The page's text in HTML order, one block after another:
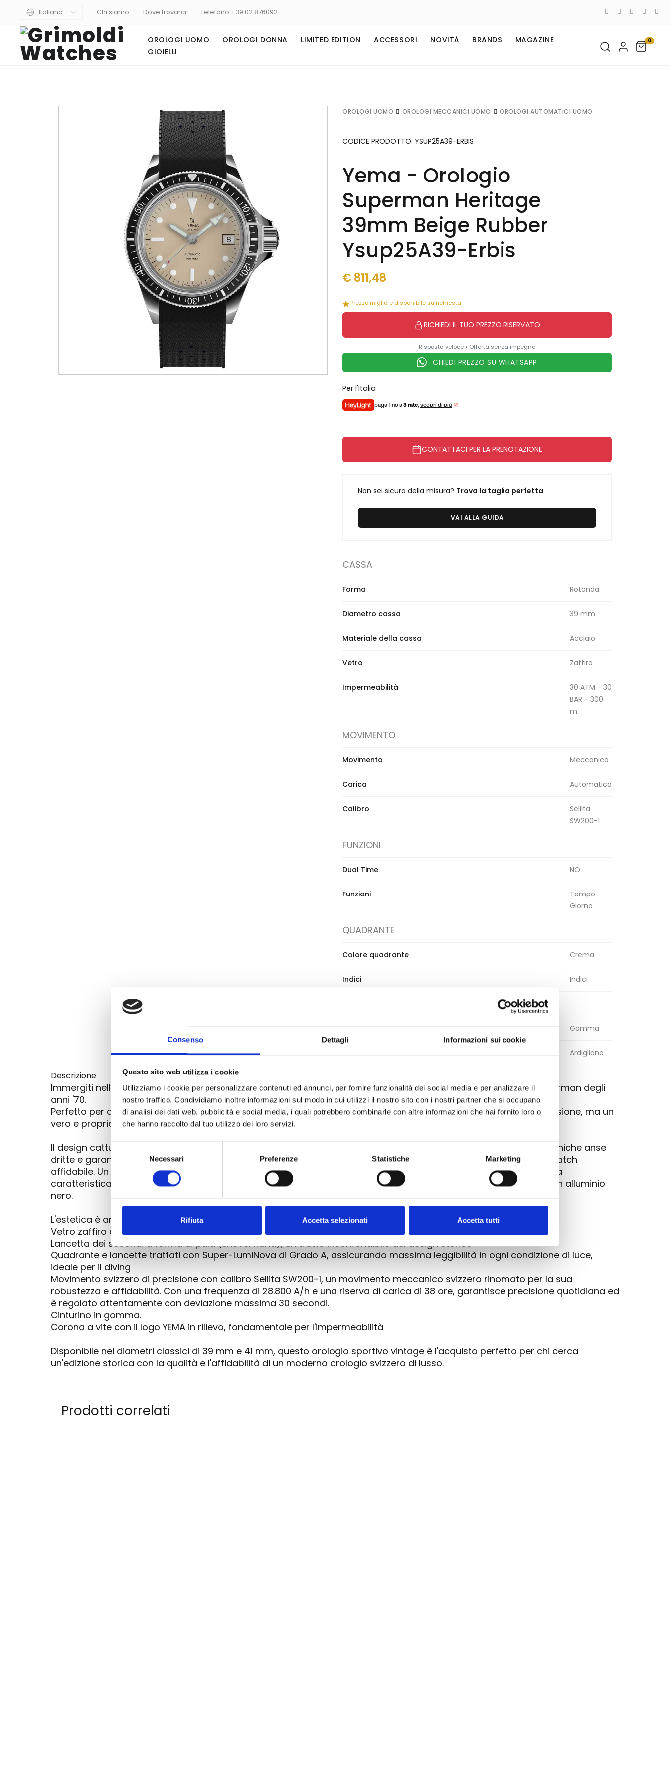
Consenso Dettagli Informazioni sui cookie
Questo sito web utilizza i cookie
Utilizziamo i cookie per personalizzare contenuti ed annunci, per fornire funzionalità dei social media e per analizzare il
nostro traffico. Condividiamo inoltre informazioni sul modo in cui utilizzi il nostro sito con i nostri partner che si occupano
di analisi dei dati web, pubblicità e social media, i quali potrebbero combinarle con altre informazioni che hai fornito loro o
che hanno raccolto dal tuo utilizzo dei loro servizi.
del
Necessari Preferenze Statistiche Marketing
Rifiuta Accetta selezionati Accetta tutti
Italiano Chi siamo Dove trovarci Telefono +39 02.876092
OROLOGI UOMO OROLOGI DONNA LIMITED EDITION ACCESSORI NOVITÀ BRANDS
MAGAZINE
GIOIELLI
0
OROLOGI UOMO OROLOGI MECCANICI UOMO OROLOGI AUTOMATICI UOMO
CODICE PRODOTTO: YSUP25A39-ERBIS
Yema - Orologio
Superman Heritage
39mm Beige Rubber
Ysup25A39-Erbis
€ 811,48
Prezzo migliore disponibile su richiesta
RICHIEDI IL TUO PREZZO RISERVATO
Risposta veloce • Offerta senza impegno
CHIEDI PREZZO SU WHATSAPP
Per l'Italia
paga fino a3 rate, scopri di più
CONTATTACI PER LA PRENOTAZIONE
Non sei sicuro della misura? Trova la taglia perfetta
VAI ALLA GUIDA
CASSA
Forma Rotonda
Diametro cassa 39 mm
Materiale della cassa Acciaio
Vetro Zaffiro
Impermeabilità
30 ATM - 30
BAR - 300
m
MOVIMENTO
Movimento Meccanico
Carica Automatico
Calibro
Sellita
SW200-1
FUNZIONI
Dual Time NO
Funzioni
Tempo
Giorno
QUADRANTE
Colore quadrante Crema
Indici Indici
Materiale cinturino Gomma
Tipo chiusura Ardiglione
Descrizione
Immergiti nella storia con l'orologio Subacqueo Superman Heritage, la riedizione fedele che celebra l'iconico Superman degli
anni '70.
Perfetto per collezionisti e appassionati di orologi vintage, questo segnatempo non è solo uno strumento di precisione, ma un
vero e proprio pezzo di alta orologeria svizzera.
Il design cattura l'essenza dell'epoca: la robusta cassa in acciaio inossidabile 316L lucido è caratterizzata dalle iconiche anse
dritte e garantisce un'impermeabilità eccezionale fino a 30 BAR (300 metri / 990 piedi WR), rendendolo un diver watch
affidabile. Un elemento chiave per l'orologio da immersione è il meccanismo di blocco della ghiera brevettato, una
caratteristica di sicurezza distintiva dell'originale, che blocca saldamente la ghiera da immersione unidirezionale in alluminio
nero.
L'estetica è amplificata da dettagli retrò ricercati:
Vetro zaffiro a doppia cupola da 2,60 mm che accentua l'effetto "bombato" tipico dei modelli d'epoca
Lancetta dei secondi a forma di pala (shovel hand), un tratto inconfondibile del design storico
Quadrante e lancette trattati con Super-LumiNova di Grado A, assicurando massima leggibilità in ogni condizione di luce,
ideale per il diving
Movimento svizzero di precisione con calibro Sellita SW200-1, un movimento meccanico svizzero rinomato per la sua
robustezza e affidabilità. Con una frequenza di 28.800 A/h e una riserva di carica di 38 ore, garantisce precisione quotidiana ed
è regolato attentamente con deviazione massima 30 secondi.
Cinturino in gomma.
Corona a vite con il logo YEMA in rilievo, fondamentale per l'impermeabilità
Disponibile nei diametri classici di 39 mm e 41 mm, questo orologio sportivo vintage è l'acquisto perfetto per chi cerca
un'edizione storica con la qualità e l'affidabilità di un moderno orologio svizzero di lusso.
Prodotti correlati